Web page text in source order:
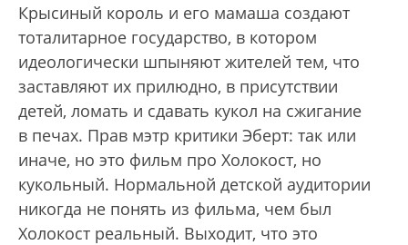
Крысиный король и его мамаша создают
тоталитарное государство, в котором
идеологически шпыняют жителей тем, что
заставляют их прилюдно, в присутствии
детей, ломать и сдавать кукол на сжигание
в печах. Прав мэтр критики Эберт: так или
иначе, но это фильм про Холокост, но
кукольный. Нормальной детской аудитории
никогда не понять из фильма, чем был
Холокост реальный. Выходит, что это